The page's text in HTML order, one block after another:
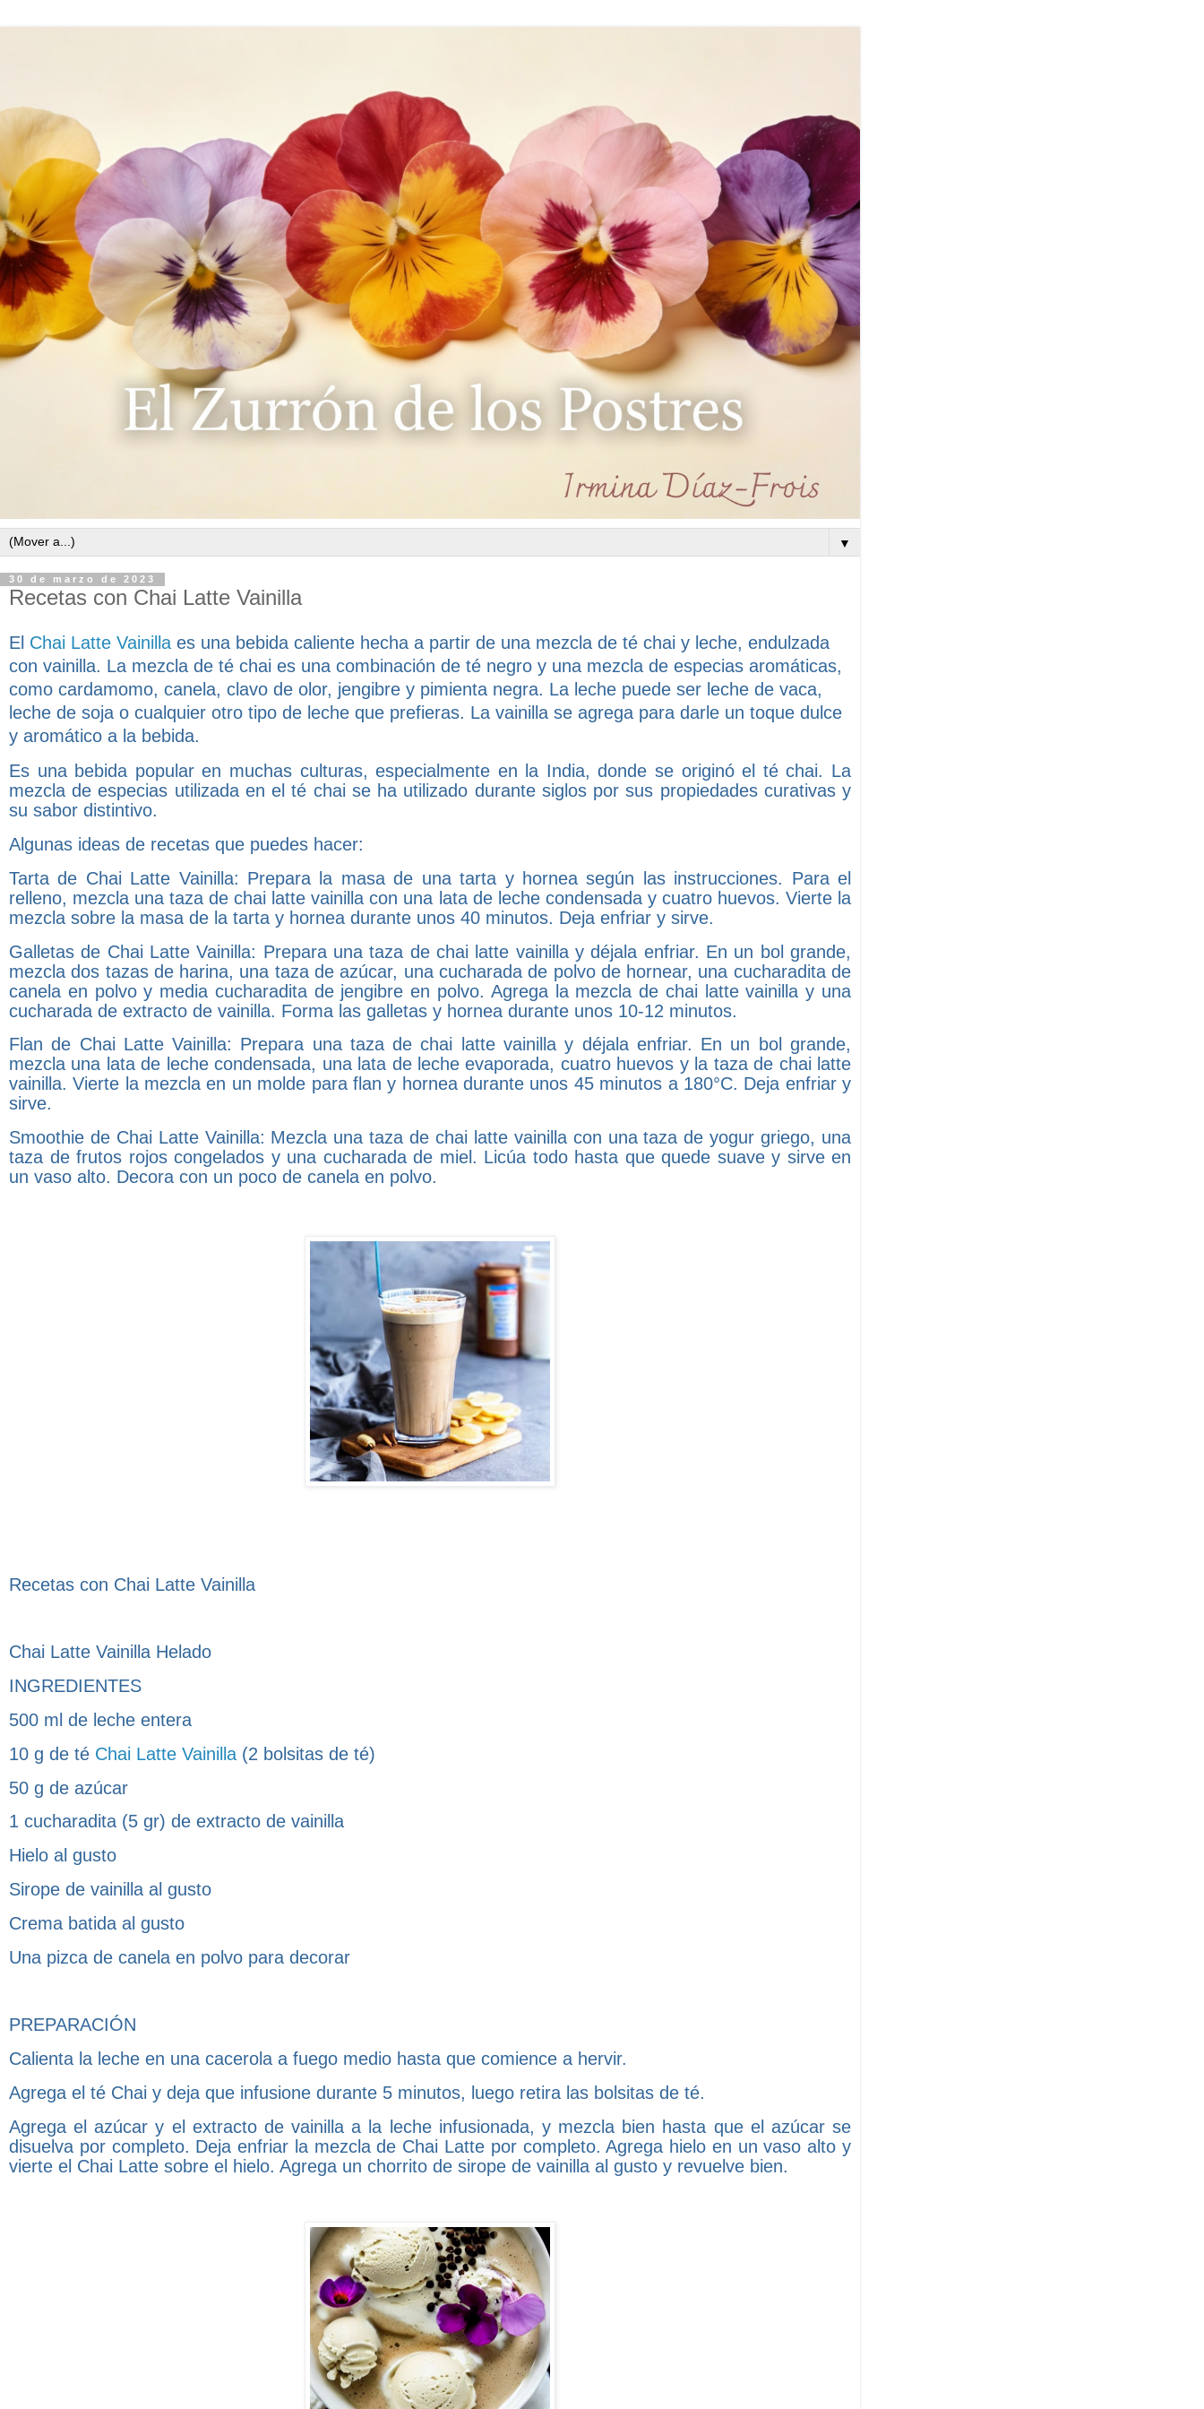
▼
30 de marzo de 2023
Recetas con Chai Latte Vainilla
El Chai Latte Vainilla es una bebida caliente hecha a partir de una mezcla de té chai y leche, endulzada
con vainilla. La mezcla de té chai es una combinación de té negro y una mezcla de especias aromáticas,
como cardamomo, canela, clavo de olor, jengibre y pimienta negra. La leche puede ser leche de vaca,
leche de soja o cualquier otro tipo de leche que prefieras. La vainilla se agrega para darle un toque dulce
y aromático a la bebida.
Es una bebida popular en muchas culturas, especialmente en la India, donde se originó el té chai. La
mezcla de especias utilizada en el té chai se ha utilizado durante siglos por sus propiedades curativas y
su sabor distintivo.
Algunas ideas de recetas que puedes hacer:
Tarta de Chai Latte Vainilla: Prepara la masa de una tarta y hornea según las instrucciones. Para el
relleno, mezcla una taza de chai latte vainilla con una lata de leche condensada y cuatro huevos. Vierte la
mezcla sobre la masa de la tarta y hornea durante unos 40 minutos. Deja enfriar y sirve.
Galletas de Chai Latte Vainilla: Prepara una taza de chai latte vainilla y déjala enfriar. En un bol grande,
mezcla dos tazas de harina, una taza de azúcar, una cucharada de polvo de hornear, una cucharadita de
canela en polvo y media cucharadita de jengibre en polvo. Agrega la mezcla de chai latte vainilla y una
cucharada de extracto de vainilla. Forma las galletas y hornea durante unos 10-12 minutos.
Flan de Chai Latte Vainilla: Prepara una taza de chai latte vainilla y déjala enfriar. En un bol grande,
mezcla una lata de leche condensada, una lata de leche evaporada, cuatro huevos y la taza de chai latte
vainilla. Vierte la mezcla en un molde para flan y hornea durante unos 45 minutos a 180°C. Deja enfriar y
sirve.
Smoothie de Chai Latte Vainilla: Mezcla una taza de chai latte vainilla con una taza de yogur griego, una
taza de frutos rojos congelados y una cucharada de miel. Licúa todo hasta que quede suave y sirve en
un vaso alto. Decora con un poco de canela en polvo.
Recetas con Chai Latte Vainilla
Chai Latte Vainilla Helado
INGREDIENTES
500 ml de leche entera
10 g de té Chai Latte Vainilla (2 bolsitas de té)
50 g de azúcar
1 cucharadita (5 gr) de extracto de vainilla
Hielo al gusto
Sirope de vainilla al gusto
Crema batida al gusto
Una pizca de canela en polvo para decorar
PREPARACIÓN
Calienta la leche en una cacerola a fuego medio hasta que comience a hervir.
Agrega el té Chai y deja que infusione durante 5 minutos, luego retira las bolsitas de té.
Agrega el azúcar y el extracto de vainilla a la leche infusionada, y mezcla bien hasta que el azúcar se
disuelva por completo. Deja enfriar la mezcla de Chai Latte por completo. Agrega hielo en un vaso alto y
vierte el Chai Latte sobre el hielo. Agrega un chorrito de sirope de vainilla al gusto y revuelve bien.